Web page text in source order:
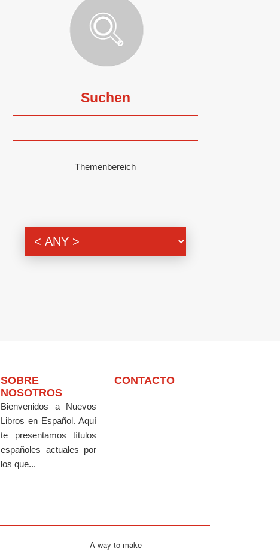
Suchen
Themenbereich
SOBRE
NOSOTROS
Bienvenidos a Nuevos
Libros en Español. Aquí
te presentamos títulos
españoles actuales por
los que...
CONTACTO
A way to make